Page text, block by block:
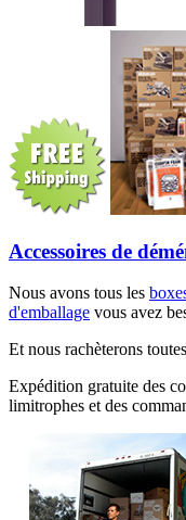
Accessoires de
Nous avons tous les
d'emballage vous avez
Et nous rachèterons
Expédition gratuite des
limitrophes et des